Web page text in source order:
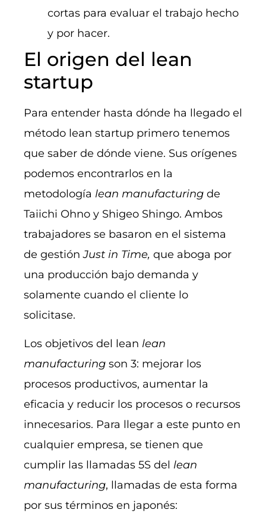
cortas para evaluar el trabajo hecho
y por hacer.
El origen del lean
startup
Para entender hasta dónde ha llegado el
método lean startup primero tenemos
que saber de dónde viene. Sus orígenes
podemos encontrarlos en la
metodología lean manufacturing de
Taiichi Ohno y Shigeo Shingo. Ambos
trabajadores se basaron en el sistema
de gestiónJust in Time, que aboga por
una producción bajo demanda y
solamente cuando el cliente lo
solicitase.
Los objetivos del lean lean
manufacturing son 3: mejorar los
procesos productivos, aumentar la
eficacia y reducir los procesos o recursos
innecesarios. Para llegar a este punto en
cualquier empresa, se tienen que
cumplir las llamadas 5S del lean
manufacturing, llamadas de esta forma
por sus términos en japonés: